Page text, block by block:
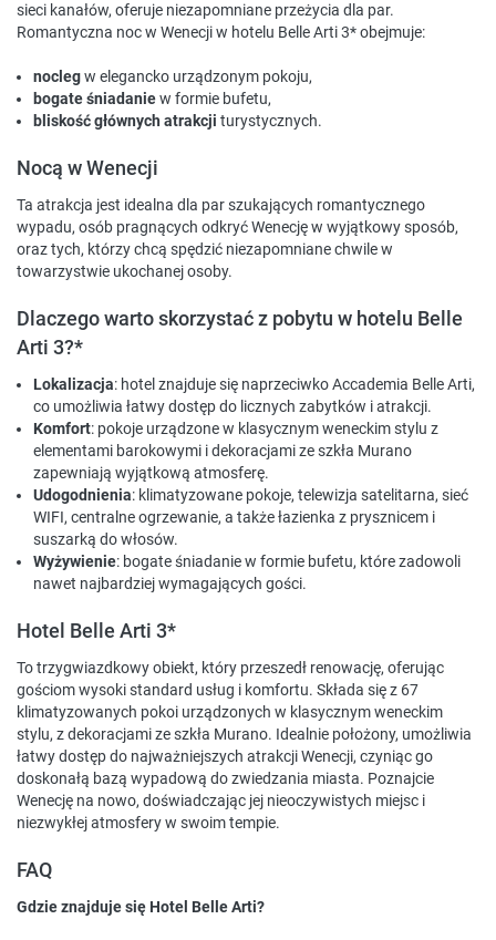
sieci kanałów, oferuje niezapomniane przeżycia dla par.
Romantyczna noc w Wenecji w hotelu Belle Arti 3* obejmuje:
noclegw elegancko urządzonym pokoju,
bogate śniadaniew formie bufetu,
bliskość głównych atrakcji turystycznych.
Nocą w Wenecji
Ta atrakcja jest idealna dla par szukających romantycznego
wypadu, osób pragnących odkryć Wenecję w wyjątkowy sposób,
oraz tych, którzy chcą spędzić niezapomniane chwile w
towarzystwie ukochanej osoby.
Dlaczego warto skorzystać z pobytu w hotelu Belle
Arti 3?*
Lokalizacja: hotel znajduje się naprzeciwko Accademia Belle Arti,
co umożliwia łatwy dostęp do licznych zabytków i atrakcji.
Komfort: pokoje urządzone w klasycznym weneckim stylu z
elementami barokowymi i dekoracjami ze szkła Murano
zapewniają wyjątkową atmosferę.
Udogodnienia: klimatyzowane pokoje, telewizja satelitarna, sieć
WIFI, centralne ogrzewanie, a także łazienka z prysznicem i
suszarką do włosów.
Wyżywienie: bogate śniadanie w formie bufetu, które zadowoli
nawet najbardziej wymagających gości.
Hotel Belle Arti 3*
To trzygwiazdkowy obiekt, który przeszedł renowację, oferując
gościom wysoki standard usług i komfortu. Składa się z 67
klimatyzowanych pokoi urządzonych w klasycznym weneckim
stylu, z dekoracjami ze szkła Murano. Idealnie położony, umożliwia
łatwy dostęp do najważniejszych atrakcji Wenecji, czyniąc go
doskonałą bazą wypadową do zwiedzania miasta. Poznajcie
Wenecję na nowo, doświadczając jej nieoczywistych miejsc i
niezwykłej atmosfery w swoim tempie.
FAQ
Gdzie znajduje się Hotel Belle Arti?